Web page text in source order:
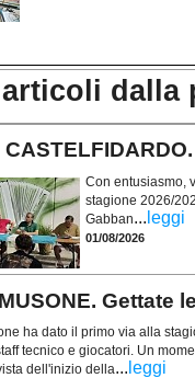
dalla
Con entusiasmo,
stagione 2026/
Gabban... leggi
01/08/2026
Gettate
ha dato il primo via alla
tecnico e giocatori. Un
dell'inizio della... leggi